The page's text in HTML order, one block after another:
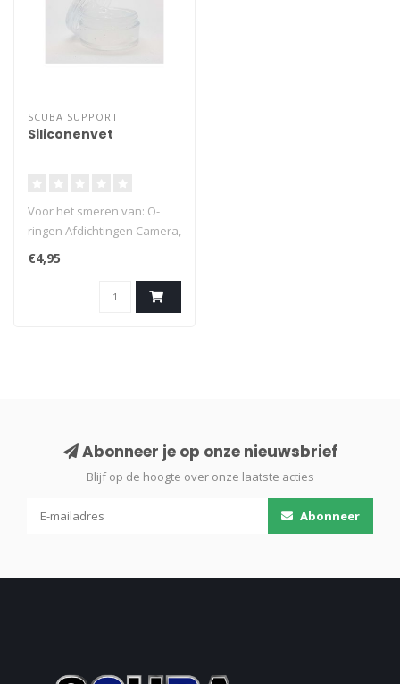
SCUBA SUPPORT
Siliconenvet
Voor het smeren van: O-
ringen Afdichtingen Camera,
Ademautomaten, Duiklamp
€4,95
Abonneer je op onze nieuwsbrief
Blijf op de hoogte over onze laatste acties
Abonneer